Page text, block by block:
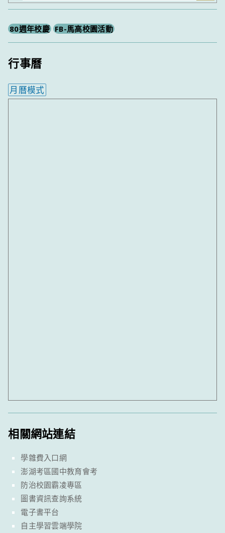
尋
80週年校慶 FB-馬高校園活動
行事曆
月曆模式
相關網站連結
學雜費入口網
澎湖考區國中教育會考
防治校園霸凌專區
圖書資訊查詢系統
電子書平台
自主學習雲端學院